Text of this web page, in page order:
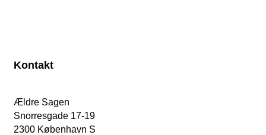
Kontakt
Ældre Sagen
Snorresgade 17-19
2300 København S